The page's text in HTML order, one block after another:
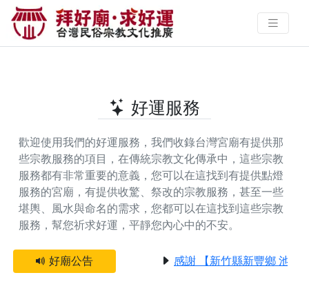
全台提供淨宅清厝的好廟 | 拜好廟‧
求好運 找到與您有緣的信仰
好運服務
歡迎使用我們的好運服務，我們收錄台灣宮廟有提供那
些宗教服務的項目，在傳統宗教文化傳承中，這些宗教
服務都有非常重要的意義，您可以在這找到有提供點燈
服務的宮廟，有提供收驚、祭改的宗教服務，甚至一些
堪輿、風水與命名的需求，您都可以在這找到這些宗教
服務，幫您祈求好運，平靜您內心中的不安。
好廟公告 感謝 【新竹縣新豐鄉 池和